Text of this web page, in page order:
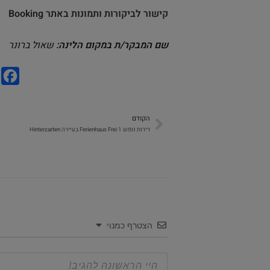
קישור לביקורות ותמונות באתר Booking
שם המבקר/ת במקום הלינה:שאול ברונר
הקודם
דירות נופש Ferienhaus Frei 1 בעיירה Hinterzarten
הצטרף כמנוי